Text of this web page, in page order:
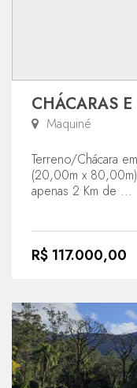
CHÁCARAS
Maquiné
Terreno/Chácara
(20,00m x
apenas 2 Km de ...
R$ 117.000,00